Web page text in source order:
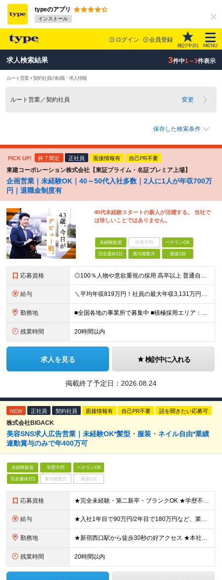
typeのアプリ
インストール
ログイン 会員登録
検討中(0) MENU
求人検索結果 3件中1～3件表示
ルート営業 × 契約社員の転職・求人情報
ルート営業／契約社員 変更
保存した検索条件
PICK UP! 終了間近 正社員 面接情報有 自己PR不要
東建コーポレーション株式会社【東証プライム・名証プレミア上場】
企画営業｜未経験OK｜40～50代入社多数｜2人に1人が年収700万
円｜退職金制度有
40代未経験スタートの新人が活躍する。 当社で
は珍しいことではありません。
未経験歓迎 学歴不問 ベテランOK
完全週休2日 賞与複数月 面接1回
応募資格 ◎100％人物や意欲重視の採用 高卒以上 普通自動車第一種運転免許取得者（AT限定可） ★職歴は全く問いません！ 前向きにコツコツと向き合える方であれば結果がついてくるお仕事です。 現職・無職、正社
給与 ＼平均年収819万円！社員の最大年収3,131万円／ ＼2人に1人が年収700万円以上／ ＼5人に1人が年収1,000万円以上！／ 固定給だけで、年収524万円も可能！ インセンティブだけでなく固定給
勤務地 ■全国各地の事業所で募集中 ■積極採用エリア：東京・神奈川・埼玉・千葉・愛知 ※希望の勤務地で働ける！通勤可能な事業所を選定していきます ※地元に戻って働きたいUターン希望者も歓迎します！ ※社用車を
残業時間 20時間以内
求人を見る 検討中に入れる
掲載終了予定日： 2026.08.24
NEW 正社員 契約社員 面接情報有 自己PR不要 話を聞きたい応募可
株式会社BIGACK
美容SNS求人広告営業｜未経験OK*髪型・服装・ネイル自由*業績
連動賞与のみで年400万可
未経験歓迎 学歴不問 ベテランOK
完全週休2日 賞与複数月 面接1回
応募資格 ★完全未経験・第二新卒・ブランクOK ★学歴不問 「営業デビューしたい」「年収をアップさせたい」「美容業界に興味がある」など、あなたの人柄や意欲を大切にした採用です。より多くの方とお会いしたいと考え
給与 ★入社1年目で90万円/2年目で180万円など、業績連動賞与で高額還元あり！ ★月給23～29万円＋業績連動賞与：年4回＋各種手当 ※月給には、固定残業代（月20時間分／31,000円）を含みます。
勤務地 ★新宿西口駅から徒歩30秒の好アクセス ★本社勤務＆転勤なし 【本社】 東京都新宿区西新宿1丁目3-13 Zenken Plaza2 8F ※変更の範囲：上記を除く当社関連勤務地
残業時間 20時間以内